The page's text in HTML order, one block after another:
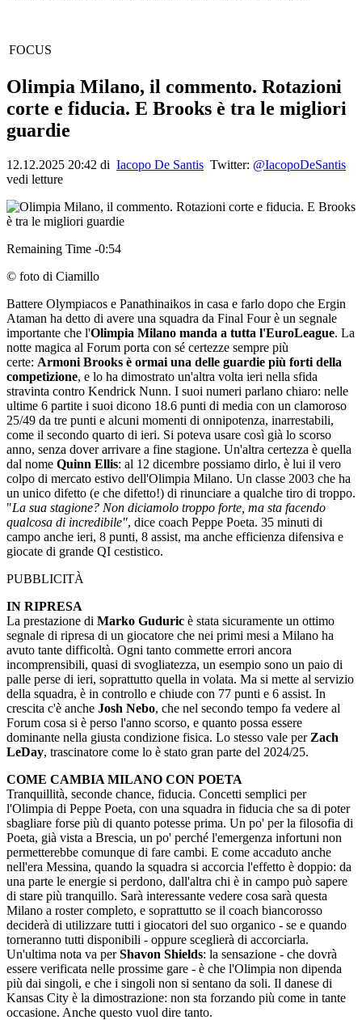
FOCUS
Olimpia Milano, il commento. Rotazioni
corte e fiducia. E Brooks è tra le migliori
guardie
12.12.2025 20:42 di Iacopo De Santis Twitter: @IacopoDeSantis
vedi letture
Remaining Time -0:54
© foto di Ciamillo
Battere Olympiacos e Panathinaikos in casa e farlo dopo che Ergin
Ataman ha detto di avere una squadra da Final Four è un segnale
importante che l'Olimpia Milano manda a tutta l'EuroLeague. La
notte magica al Forum porta con sé certezze sempre più
certe: Armoni Brooks è ormai una delle guardie più forti della
competizione, e lo ha dimostrato un'altra volta ieri nella sfida
stravinta contro Kendrick Nunn. I suoi numeri parlano chiaro: nelle
ultime 6 partite i suoi dicono 18.6 punti di media con un clamoroso
25/49 da tre punti e alcuni momenti di onnipotenza, inarrestabili,
come il secondo quarto di ieri. Si poteva usare così già lo scorso
anno, senza dover arrivare a fine stagione. Un'altra certezza è quella
dal nome Quinn Ellis: al 12 dicembre possiamo dirlo, è lui il vero
colpo di mercato estivo dell'Olimpia Milano. Un classe 2003 che ha
un unico difetto (e che difetto!) di rinunciare a qualche tiro di troppo.
"La sua stagione? Non diciamolo troppo forte, ma sta facendo
qualcosa di incredibile", dice coach Peppe Poeta. 35 minuti di
campo anche ieri, 8 punti, 8 assist, ma anche efficienza difensiva e
giocate di grande QI cestistico.
PUBBLICITÀ
IN RIPRESA
La prestazione di Marko Guduric è stata sicuramente un ottimo
segnale di ripresa di un giocatore che nei primi mesi a Milano ha
avuto tante difficoltà. Ogni tanto commette errori ancora
incomprensibili, quasi di svogliatezza, un esempio sono un paio di
palle perse di ieri, soprattutto quella in volata. Ma si mette al servizio
della squadra, è in controllo e chiude con 77 punti e 6 assist. In
crescita c'è anche Josh Nebo, che nel secondo tempo fa vedere al
Forum cosa si è perso l'anno scorso, e quanto possa essere
dominante nella giusta condizione fisica. Lo stesso vale per Zach
LeDay, trascinatore come lo è stato gran parte del 2024/25.
COME CAMBIA MILANO CON POETA
Tranquillità, seconde chance, fiducia. Concetti semplici per
l'Olimpia di Peppe Poeta, con una squadra in fiducia che sa di poter
sbagliare forse più di quanto potesse prima. Un po' per la filosofia di
Poeta, già vista a Brescia, un po' perché l'emergenza infortuni non
permetterebbe comunque di fare cambi. E come accaduto anche
nell'era Messina, quando la squadra si accorcia l'effetto è doppio: da
una parte le energie si perdono, dall'altra chi è in campo può sapere
di stare più tranquillo. Sarà interessante vedere cosa sarà questa
Milano a roster completo, e soprattutto se il coach biancorosso
deciderà di utilizzare tutti i giocatori del suo organico - se e quando
torneranno tutti disponibili - oppure sceglierà di accorciarla.
Un'ultima nota va perShavon Shields: la sensazione - che dovrà
essere verificata nelle prossime gare - è che l'Olimpia non dipenda
più dai singoli, e che i singoli non si sentano da soli. Il danese di
Kansas City è la dimostrazione: non sta forzando più come in tante
occasione. Anche questo vuol dire tanto.